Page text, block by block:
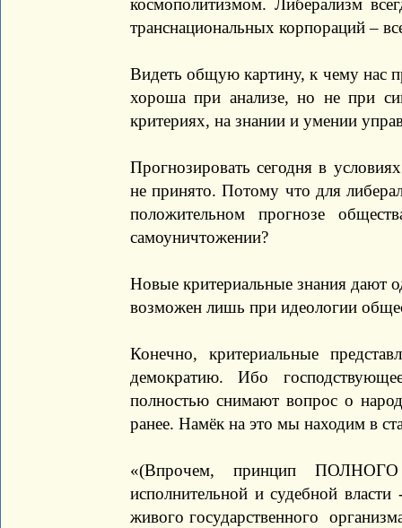
космополитизмом. Либерализм
транснациональных корпораций –
Видеть общую картину, к чему нас
хороша при анализе, но не при
критериях, на знании и умении
Прогнозировать сегодня в
не принято. Потому что для
положительном прогнозе
самоуничтожении?
Новые критериальные знания дают
возможен лишь при идеологии
Конечно, критериальные
демократию. Ибо
полностью снимают вопрос о
ранее. Намёк на это мы находим в
«(Впрочем, принцип
исполнительной и судебной
живого государственного